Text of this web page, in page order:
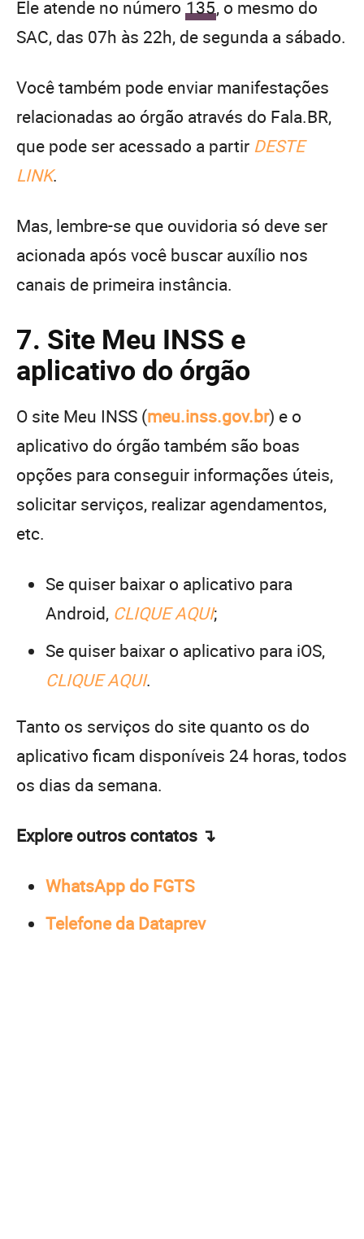
Ele atende no número 135, o mesmo do
SAC, das 07h às 22h, de segunda a sábado.
Você também pode enviar manifestações
relacionadas ao órgão através do Fala.BR,
que pode ser acessado a partir DESTE
LINK.
Mas, lembre-se que ouvidoria só deve ser
acionada após você buscar auxílio nos
canais de primeira instância.
7. Site Meu INSS e
aplicativo do órgão
O site Meu INSS (meu.inss.gov.br) e o
aplicativo do órgão também são boas
opções para conseguir informações úteis,
solicitar serviços, realizar agendamentos,
etc.
Se quiser baixar o aplicativo para
Android, CLIQUE AQUI;
Se quiser baixar o aplicativo para iOS,
CLIQUE AQUI.
Tanto os serviços do site quanto os do
aplicativo ficam disponíveis 24 horas, todos
os dias da semana.
Explore outros contatos ↴
WhatsApp do FGTS
Telefone da Dataprev